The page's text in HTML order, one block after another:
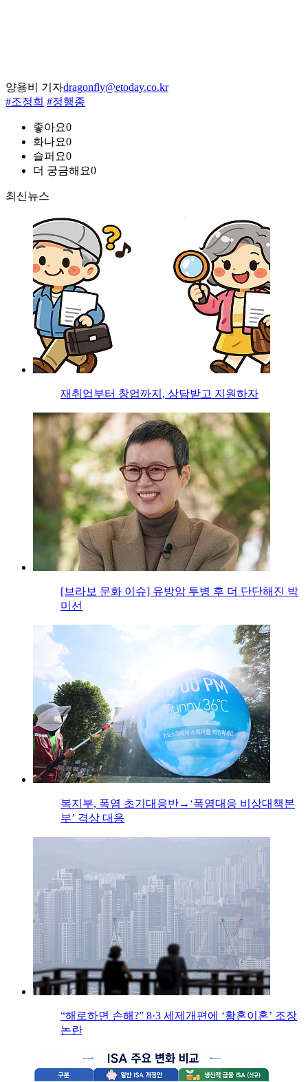
양용비 기자dragonfly@etoday.co.kr
#조정희 #정행종
좋아요0
화나요0
슬퍼요0
더 궁금해요0
최신뉴스
재취업부터 창업까지, 상담받고 지원하자
[브라보 문화 이슈] 유방암 투병 후 더 단단해진 박
미선
복지부, 폭염 초기대응반→‘폭염대응 비상대책본
부’ 격상 대응
“해로하면 손해?” 8·3 세제개편에 ‘황혼이혼’ 조장
논란